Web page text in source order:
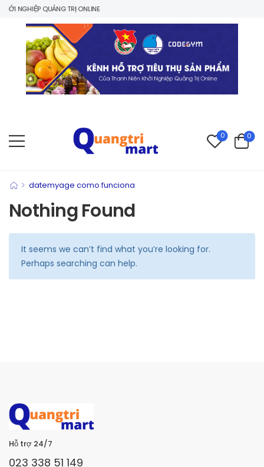
NGHIỆP QUẢNG TRỊ ONLINE
0 0
> datemyage como funciona
Nothing Found
It seems we can’t find what you’re looking for.
Perhaps searching can help.
Hỗ trợ 24/7
023 338 51 149